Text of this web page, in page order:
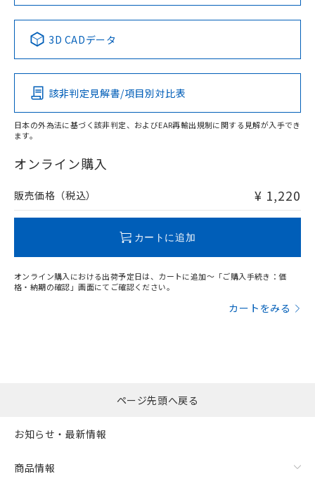
Pb Hg Cd Cr(VI)
O
在庫等で未対応品が混在する可能性があります。
問い合わせください。
3D CADデータ
該非判定見解書/項目別対比表
日本の外為法に基づく該非判定、およびEAR再輸出規制に関する見解が入手でき
ます。
オンライン購入
販売価格（税込） ¥ 1,220
カートに追加
オンライン購入における出荷予定日は、カートに追加～「ご購入手続き：価
格・納期の確認」画面にてご確認ください。
カートをみる
ページ先頭へ戻る
お知らせ・最新情報
商品情報